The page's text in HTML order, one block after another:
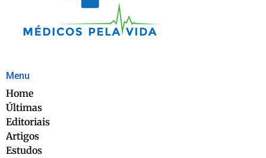
Menu
Home
Últimas
Editoriais
Artigos
Estudos